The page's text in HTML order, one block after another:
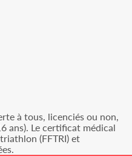
à tous, licenciés ou non,
ans). Le certificat médical
(FFTRI) et